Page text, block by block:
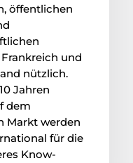
öffentlichen
und
nützlich.
Jahren
dem
Markt werden
für die
Know-